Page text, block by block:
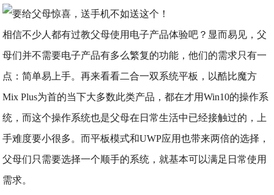
相信不少人都有过教父母使用电子产品体验吧？显而易见，父
母们并不需要电子产品有多么繁复的功能，他们的需求只有一
点：简单易上手。再来看看二合一双系统平板，以酷比魔方
Mix Plus为首的当下大多数此类产品，都在才用Win10的操作系
统，而这个操作系统也是父母在日常生活中已经接触过的，上
手难度要小很多。而平板模式和UWP应用也带来两倍的选择，
父母们只需要选择一个顺手的系统，就基本可以满足日常使用
需求。